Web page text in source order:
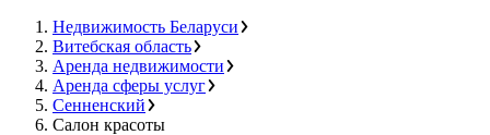
Недвижимость Беларуси
Витебская область
Аренда недвижимости
Аренда сферы услуг
Сенненский
Салон красоты